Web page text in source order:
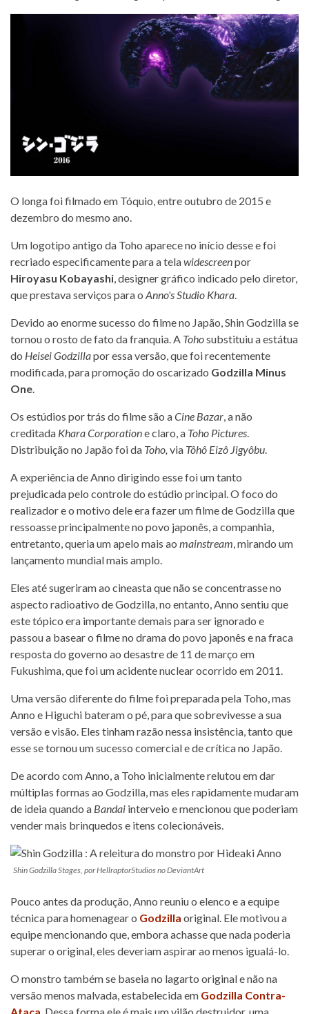
O longa foi filmado em Tóquio, entre outubro de 2015 e
dezembro do mesmo ano.
Um logotipo antigo da Toho aparece no início desse e foi
recriado especificamente para a telawidescreenpor
Hiroyasu Kobayashi , designer gráfico indicado pelo diretor,
que prestava serviços para o Anno's Studio Khara
Devido ao enorme sucesso do filme no Japão, Shin Godzilla se
tornou o rosto de fato da franquia. A Tohosubstituiu a estátua
do Heisei Godzillapor essa versão, que foi recentemente
modificada, para promoção do oscarizado Godzilla Minus
One
Os estúdios por trás do filme são aCine Bazar , a não
creditada Khara Corporatione claro, a Toho Pictures
Distribuição no Japão foi da Toho, via Tôhô Eizô Jigyôbu
A experiência de Anno dirigindo esse foi um tanto
prejudicada pelo controle do estúdio principal. O foco do
realizador e o motivo dele era fazer um filme de Godzilla que
ressoasse principalmente no povo japonês, a companhia,
entretanto, queria um apelo mais ao mainstream , mirando um
lançamento mundial mais amplo.
Eles até sugeriram ao cineasta que não se concentrasse no
aspecto radioativo de Godzilla, no entanto, Anno sentiu que
este tópico era importante demais para ser ignorado e
passou a basear o filme no drama do povo japonês e na fraca
resposta do governo ao desastre de 11 de março em
Fukushima, que foi um acidente nuclear ocorrido em 2011.
Uma versão diferente do filme foi preparada pela Toho, mas
Anno e Higuchi bateram o pé, para que sobrevivesse a sua
versão e visão. Eles tinham razão nessa insistência, tanto que
esse se tornou um sucesso comercial e de crítica no Japão.
De acordo com Anno, a Toho inicialmente relutou em dar
múltiplas formas ao Godzilla, mas eles rapidamente mudaram
de ideia quando a Bandai interveio e mencionou que poderiam
vender mais brinquedos e itens colecionáveis.
Shin Godzilla Stages, por HellraptorStudios no DeviantArt
Pouco antes da produção, Anno reuniu o elenco e a equipe
técnica para homenagear o Godzilla original. Ele motivou a
equipe mencionando que, embora achasse que nada poderia
superar o original, eles deveriam aspirar ao menos igualá-lo.
O monstro também se baseia no lagarto original e não na
versão menos malvada, estabelecida em Godzilla Contra-
Ataca . Dessa forma ele é mais um vilão destruidor, uma